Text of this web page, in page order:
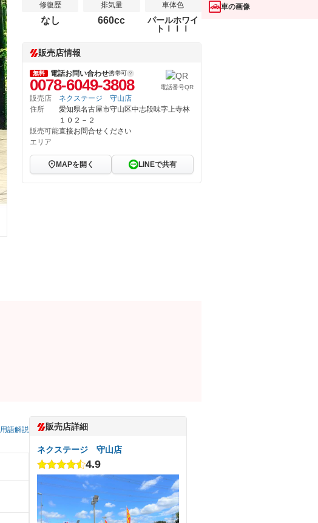
修復歴
なし
排気量
660cc
車体色
パールホワイ
トＩＩＩ
販売店情報
無料 電話お問い合わせ携帯可
0078-6049-3808 電話番号QR
販売店
ネクステージ 守山店
住所
愛知県名古屋市守山区中志段味字上寺林
１０２－２
販売可能
エリア
直接お問合せください
MAPを開く LINEで共有
用語解説 販売店詳細
ネクステージ 守山店
4.9
車の画像